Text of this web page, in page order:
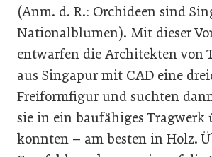
(Anm. d. R.: Orchideen sind
Nationalblumen). Mit dieser
entwarfen die Architekten von
aus Singapur mit CAD eine
Freiformfigur und suchten
sie in ein baufähiges Tragwerk
konnten – am besten in Holz.